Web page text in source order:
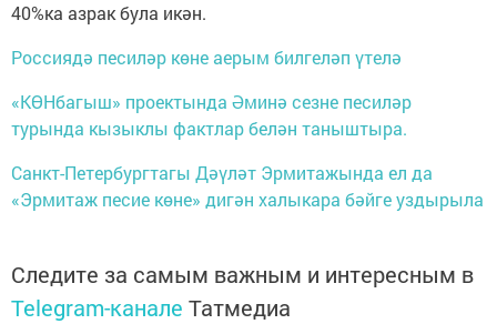
40%ка азрак була икән.
Россиядә песиләр көне аерым билгеләп үтелә
«КӨНбагыш» проектында Әминә сезне песиләр
турында кызыклы фактлар белән таныштыра.
Санкт-Петербургтагы Дәүләт Эрмитажында ел да
«Эрмитаж песие көне» дигән халыкара бәйге уздырыла
Следите за самым важным и интересным в
Telegram-канале Татмедиа